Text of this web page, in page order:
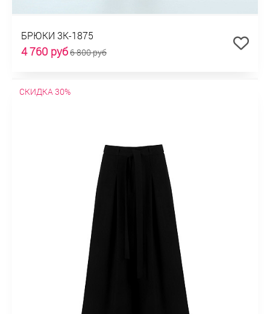
БРЮКИ 3К-1875
4 760 руб6 800 руб
СКИДКА 30%